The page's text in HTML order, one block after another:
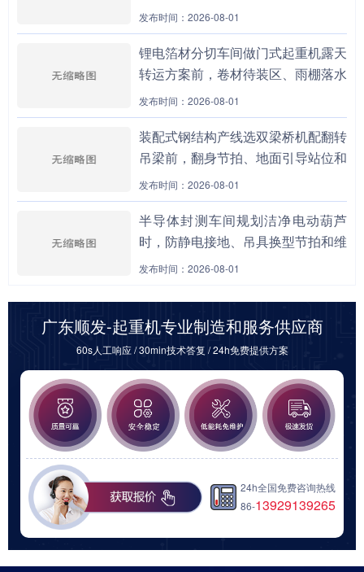
通道为什么不能分开设计？
发布时间：2026-08-01
锂电箔材分切车间做门式起重机露天
转运方案前，卷材待装区、雨棚落水
线和夹轨器保养责任为什么要先拉
通？
发布时间：2026-08-01
装配式钢结构产线选双梁桥机配翻转
吊梁前，翻身节拍、地面引导站位和
模具暂存窗口为何必须同表评估？
发布时间：2026-08-01
半导体封测车间规划洁净电动葫芦
时，防静电接地、吊具换型节拍和维
保隔离窗口为什么要一起前置核算？
发布时间：2026-08-01
广东顺发-起重机专业制造和服务供应商
60s人工响应 / 30min技术答复 / 24h免费提供方案
24h全国免费咨询热线
86-13929139265